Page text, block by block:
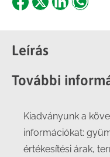
Share
Facebook
Share
X
ShareShare
Leírás
További
Kiadványunk a
információkat:
értékesítési árak,